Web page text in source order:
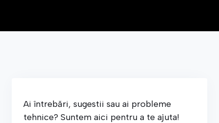
Ai întrebări, sugestii sau ai probleme
tehnice? Suntem aici pentru a te ajuta!